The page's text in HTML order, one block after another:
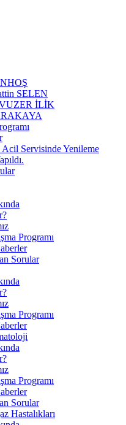
SELEN
İLİK
Acil Servisinde Yenileme
Programı
Sorular
Programı
Programı
Sorular
Hastalıkları